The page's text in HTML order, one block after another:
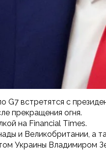
G7 встретятся с
прекращения огня.
на Financial Times.
и Великобритании, а
Украины Владимиром